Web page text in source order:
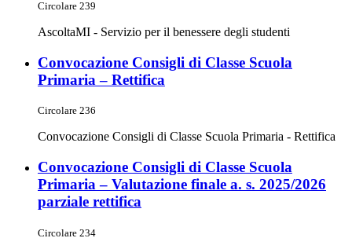
Circolare 239
AscoltaMI - Servizio per il benessere degli studenti
Convocazione Consigli di Classe Scuola
Primaria – Rettifica
Circolare 236
Convocazione Consigli di Classe Scuola Primaria - Rettifica
Convocazione Consigli di Classe Scuola
Primaria – Valutazione finale a. s. 2025/2026
parziale rettifica
Circolare 234